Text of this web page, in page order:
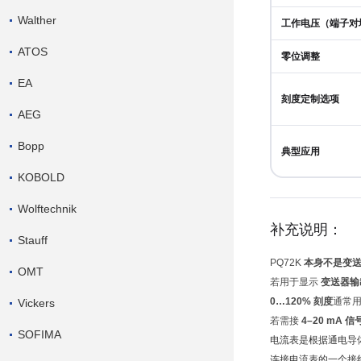
Walther
ATOS
EA
AEG
Bopp
KOBOLD
Wolftechnik
Stauff
OMT
Vickers
SOFIMA
工作电压（端子对
零位调整
刻度定制选项
典型应用
补充说明：
PQ72K 本身不是变
若用于显示 变送器
0…120% 刻度通常
若需接 4–20 mA 信
电流表是根据通电导